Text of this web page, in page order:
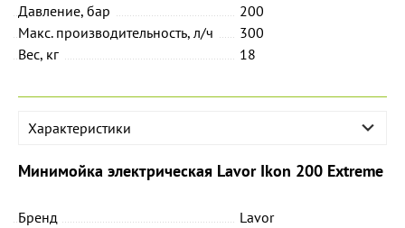
Давление, бар
200
Макс. производительность, л/ч
300
Вес, кг
18
Характеристики
Минимойка электрическая Lavor Ikon 200 Extreme
Бренд
Lavor